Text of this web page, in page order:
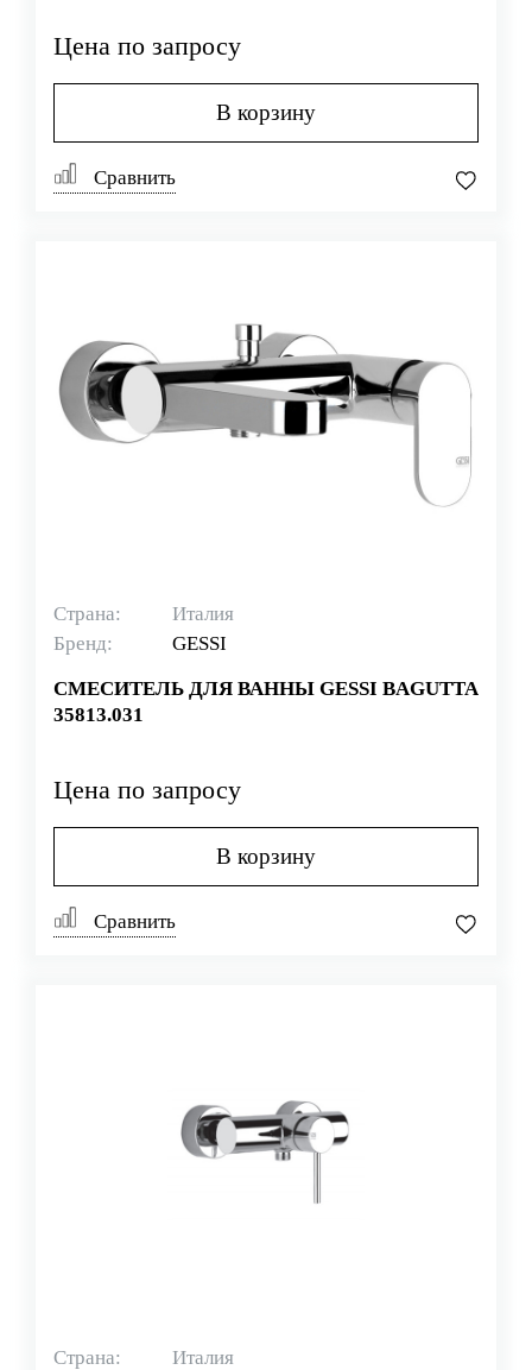
Цена по запросу
В корзину
Сравнить
Страна:
Италия
Бренд:
GESSI
СМЕСИТЕЛЬ ДЛЯ ВАННЫ GESSI BAGUTTA
35813.031
Цена по запросу
В корзину
Сравнить
Страна:
Италия